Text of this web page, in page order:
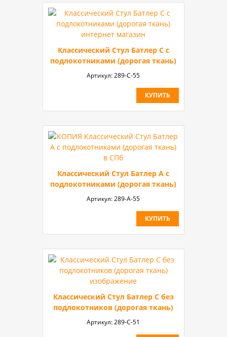
Классический Стул Батлер С с
подлокотниками (дорогая ткань)
Артикул:289-С-55
КУПИТЬ
Классический Стул Батлер А с
подлокотниками (дорогая ткань)
Артикул:289-A-55
КУПИТЬ
Классический Стул Батлер С без
подлокотников (дорогая ткань)
Артикул:289-С-51